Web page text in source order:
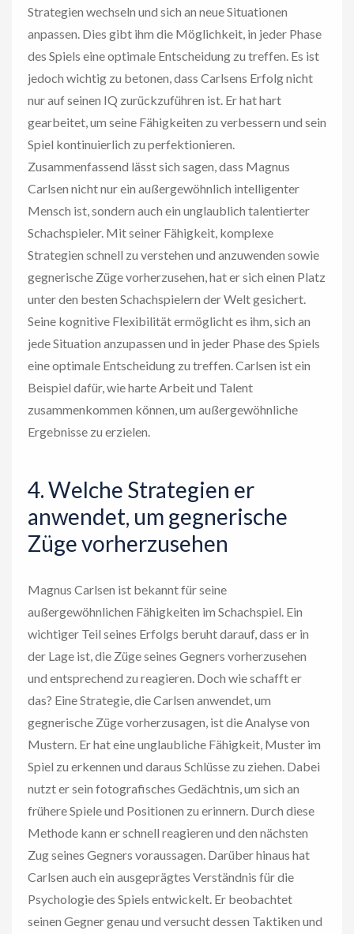
Strategien wechseln und sich an neue Situationen
anpassen. Dies gibt ihm die Möglichkeit, in jeder Phase
des Spiels eine optimale Entscheidung zu treffen. Es ist
jedoch wichtig zu betonen, dass Carlsens Erfolg nicht
nur auf seinen IQ zurückzuführen ist. Er hat hart
gearbeitet, um seine Fähigkeiten zu verbessern und sein
Spiel kontinuierlich zu perfektionieren.
Zusammenfassend lässt sich sagen, dass Magnus
Carlsen nicht nur ein außergewöhnlich intelligenter
Mensch ist, sondern auch ein unglaublich talentierter
Schachspieler. Mit seiner Fähigkeit, komplexe
Strategien schnell zu verstehen und anzuwenden sowie
gegnerische Züge vorherzusehen, hat er sich einen Platz
unter den besten Schachspielern der Welt gesichert.
Seine kognitive Flexibilität ermöglicht es ihm, sich an
jede Situation anzupassen und in jeder Phase des Spiels
eine optimale Entscheidung zu treffen. Carlsen ist ein
Beispiel dafür, wie harte Arbeit und Talent
zusammenkommen können, um außergewöhnliche
Ergebnisse zu erzielen.
4. Welche Strategien er
anwendet, um gegnerische
Züge vorherzusehen
Magnus Carlsen ist bekannt für seine
außergewöhnlichen Fähigkeiten im Schachspiel. Ein
wichtiger Teil seines Erfolgs beruht darauf, dass er in
der Lage ist, die Züge seines Gegners vorherzusehen
und entsprechend zu reagieren. Doch wie schafft er
das? Eine Strategie, die Carlsen anwendet, um
gegnerische Züge vorherzusagen, ist die Analyse von
Mustern. Er hat eine unglaubliche Fähigkeit, Muster im
Spiel zu erkennen und daraus Schlüsse zu ziehen. Dabei
nutzt er sein fotografisches Gedächtnis, um sich an
frühere Spiele und Positionen zu erinnern. Durch diese
Methode kann er schnell reagieren und den nächsten
Zug seines Gegners voraussagen. Darüber hinaus hat
Carlsen auch ein ausgeprägtes Verständnis für die
Psychologie des Spiels entwickelt. Er beobachtet
seinen Gegner genau und versucht dessen Taktiken und